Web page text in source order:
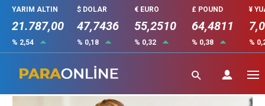
YARIM ALTIN
21.787,00
% 2,54
$ DOLAR
47,7436
% 0,18
€ EURO
55,2510
% 0,32
£ POUND
64,4811
% 0,38
¥
%
Borsadan Para Kazanma Tüyoları